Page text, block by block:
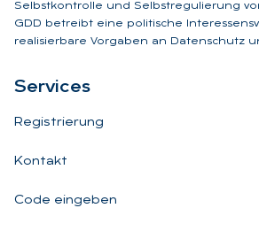
Selbstkontrolle und Selbstregulierung
GDD betreibt eine politische
realisierbare Vorgaben an Datenschutz
Ser­vices
Registrierung
Kontakt
Code eingeben